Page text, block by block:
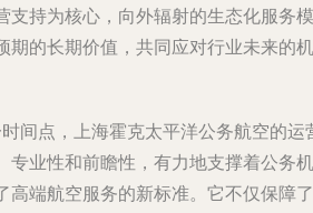
支持为核心，向外辐射的生态化服务模
期的长期价值，共同应对行业未来的机
间点，上海霍克太平洋公务航空的运
专业性和前瞻性，有力地支撑着公务机
高端航空服务的新标准。它不仅保障了